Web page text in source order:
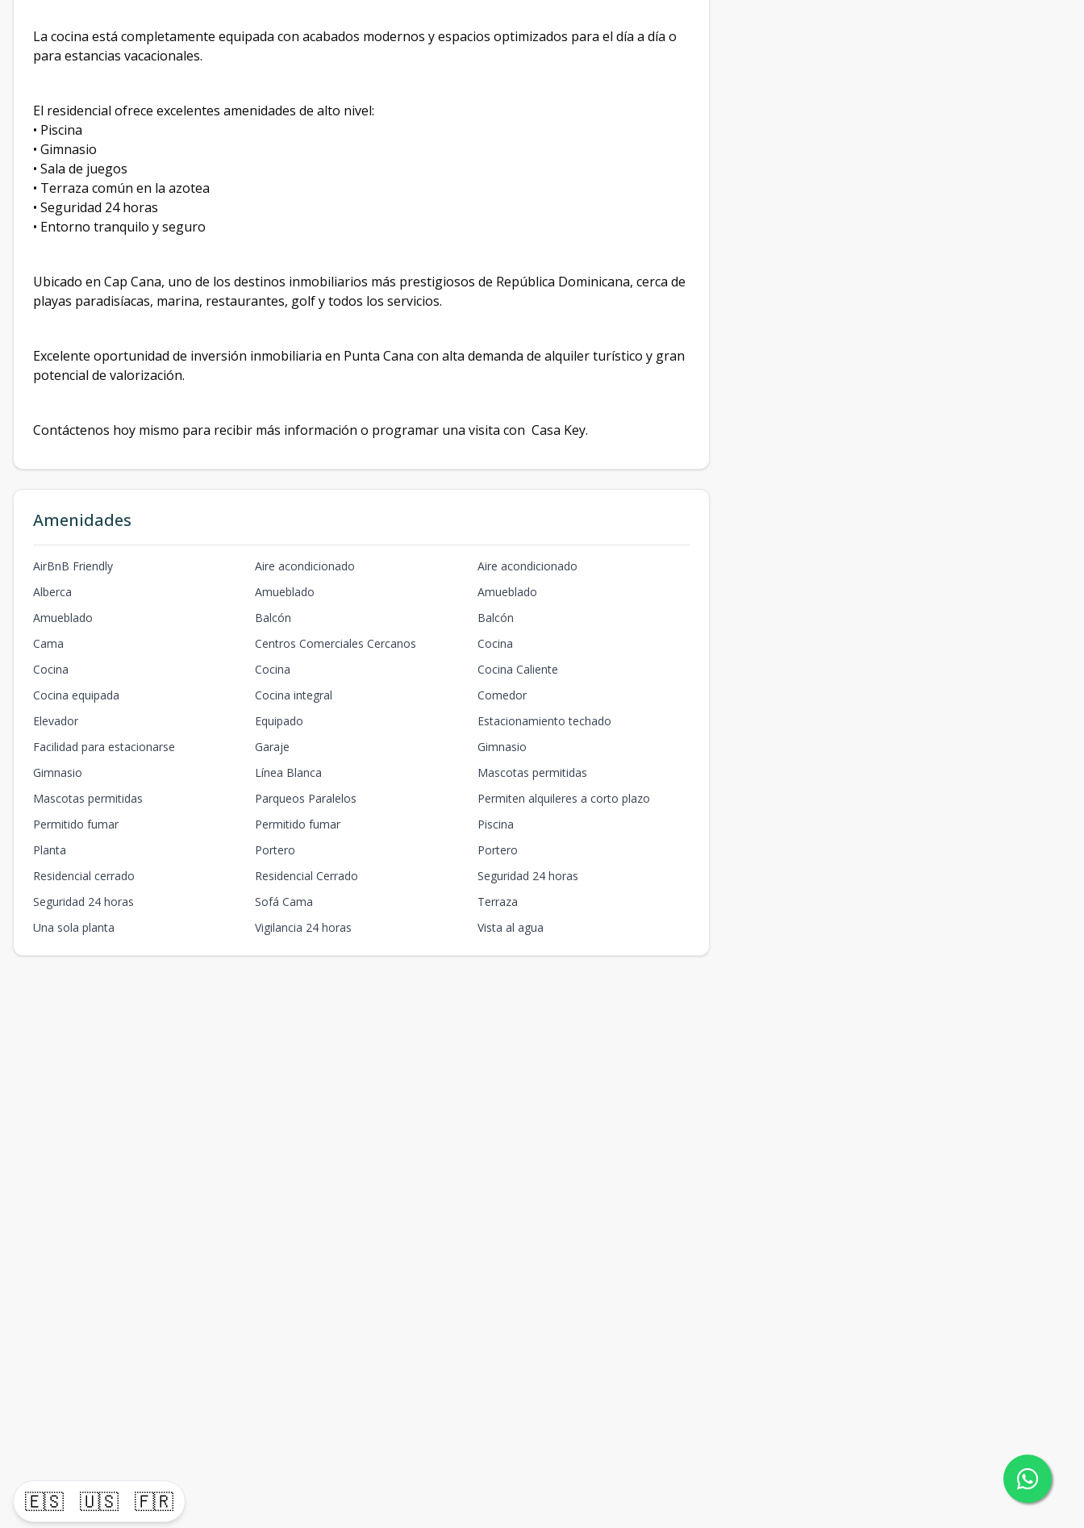
🇪🇸 🇺🇸 🇫🇷
La cocina está completamente equipada con acabados modernos y espacios optimizados para el día a día o
para estancias vacacionales.
El residencial ofrece excelentes amenidades de alto nivel:
• Piscina
• Gimnasio
• Sala de juegos
• Terraza común en la azotea
• Seguridad 24 horas
• Entorno tranquilo y seguro
Ubicado en Cap Cana, uno de los destinos inmobiliarios más prestigiosos de República Dominicana, cerca de
playas paradisíacas, marina, restaurantes, golf y todos los servicios.
Excelente oportunidad de inversión inmobiliaria en Punta Cana con alta demanda de alquiler turístico y gran
potencial de valorización.
Contáctenos hoy mismo para recibir más información o programar una visita con Casa Key.
Amenidades
AirBnB Friendly Aire acondicionado
Aire acondicionado
Alberca
Amueblado
Amueblado
Amueblado
Balcón
Balcón
Cama
Centros Comerciales Cercanos
Cocina
Cocina
Cocina
Cocina Caliente
Cocina equipada
Cocina integral
Comedor
Elevador
Equipado
Estacionamiento techado
Facilidad para estacionarse
Garaje
Gimnasio
Gimnasio
Línea Blanca
Mascotas permitidas
Mascotas permitidas
Parqueos Paralelos
Permiten alquileres a corto plazo
Permitido fumar
Permitido fumar
Piscina
Planta
Portero
Portero
Residencial cerrado
Residencial Cerrado
Seguridad 24 horas
Seguridad 24 horas
Sofá Cama
Terraza
Una sola planta
Vigilancia 24 horas Vista al agua